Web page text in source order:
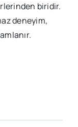
biridir.
deneyim,